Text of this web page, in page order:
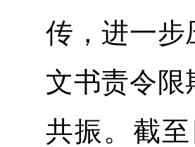
传，进一步
文书责令限
共振。截